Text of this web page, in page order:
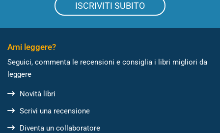
ISCRIVITI SUBITO
Ami leggere?
Seguici, commenta le recensioni e consiglia i libri migliori da
leggere
Novità libri
Scrivi una recensione
Diventa un collaboratore